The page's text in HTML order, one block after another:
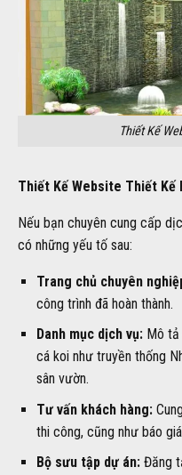
Thiết Kế
Thiết Kế Website Thiết Kế
Nếu bạn chuyên cung cấp
có những yếu tố sau:
Trang chủ chuyên
công trình đã hoàn thành.
Danh mục dịch vụ:Mô tả
cá koi như truyền thống
sân vườn.
Tư vấn khách hàng:
thi công, cũng như báo
Bộ sưu tập dự án:Đăng